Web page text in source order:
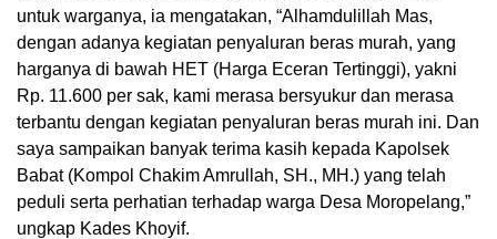
untuk warganya, ia mengatakan, “Alhamdulillah Mas,
dengan adanya kegiatan penyaluran beras murah, yang
harganya di bawah HET (Harga Eceran Tertinggi), yakni
Rp. 11.600 per sak, kami merasa bersyukur dan merasa
terbantu dengan kegiatan penyaluran beras murah ini. Dan
saya sampaikan banyak terima kasih kepada Kapolsek
Babat (Kompol Chakim Amrullah, SH., MH.) yang telah
peduli serta perhatian terhadap warga Desa Moropelang,”
ungkap Kades Khoyif.